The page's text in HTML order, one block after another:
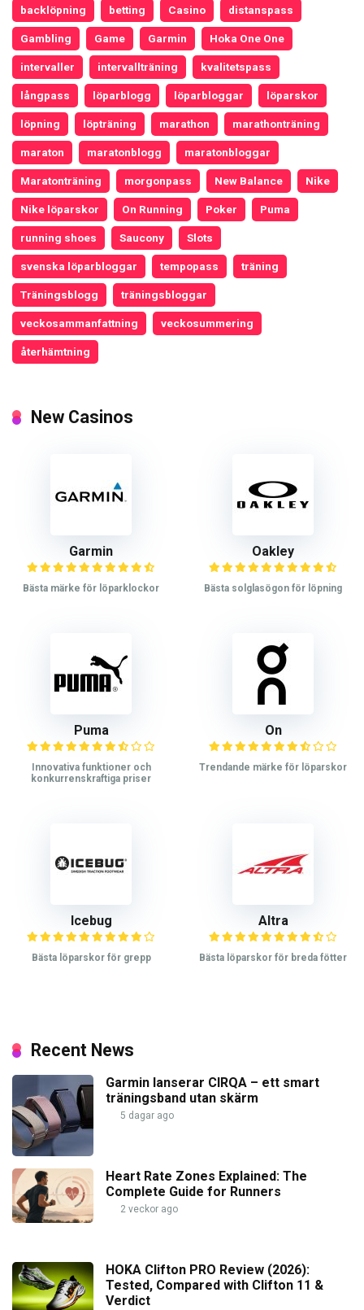
backlöpning betting Casino distanspass
Gambling Game Garmin Hoka One One
intervaller intervallträning kvalitetspass
långpass löparblogg löparbloggar löparskor
löpning löpträning marathon marathonträning
maraton maratonblogg maratonbloggar
Maratonträning morgonpass New Balance Nike
Nike löparskor On Running Poker Puma
running shoes Saucony Slots
svenska löparbloggar tempopass träning
Träningsblogg träningsbloggar
veckosammanfattning veckosummering
återhämtning
New Casinos
Garmin
Bästa märke för löparklockor
Oakley
Bästa solglasögon för löpning
Puma
Innovativa funktioner och
konkurrenskraftiga priser
On
Trendande märke för löparskor
Icebug
Bästa löparskor för grepp
Altra
Bästa löparskor för breda fötter
Recent News
Garmin lanserar CIRQA – ett smart
träningsband utan skärm
5 dagar ago
Heart Rate Zones Explained: The
Complete Guide for Runners
2 veckor ago
HOKA Clifton PRO Review (2026):
Tested, Compared with Clifton 11 &
Verdict